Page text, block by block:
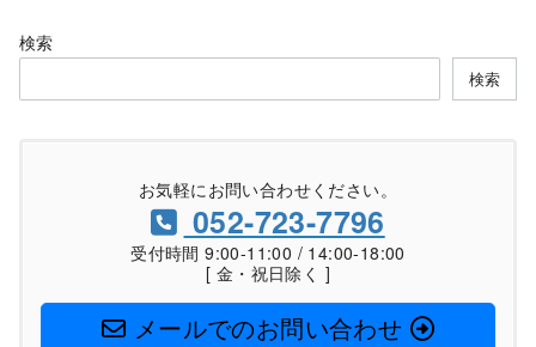
検索
検索
お気軽にお問い合わせください。
052-723-7796
受付時間 9:00-11:00 / 14:00-18:00
[ 金・祝日除く ]
メールでのお問い合わせ